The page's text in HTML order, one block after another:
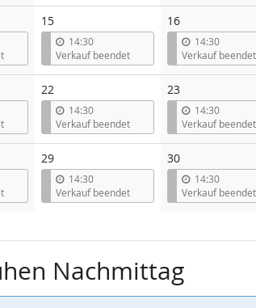
15
14:30
Verkauf beendet
16
14:30
Verkauf beendet
22
14:30
Verkauf beendet
23
14:30
Verkauf beendet
29
14:30
Verkauf beendet
30
14:30
Verkauf beendet
Nachmittag